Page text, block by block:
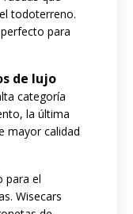
todoterreno.
para
de lujo
categoría
la última
mayor calidad
para el
Wisecars